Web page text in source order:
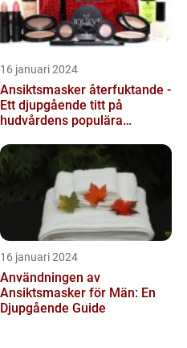
16 januari 2024
Ansiktsmasker återfuktande -
Ett djupgående titt på
hudvårdens populära
16 januari 2024
Användningen av
Ansiktsmasker för Män: En
Djupgående Guide